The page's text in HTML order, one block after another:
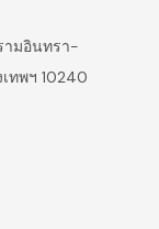
ามอินทรา-
ทพฯ 10240